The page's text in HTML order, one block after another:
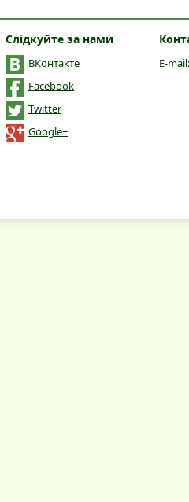
Слідкуйте за нами
ВКонтакте
Facebook
Twitter
Google+
E-